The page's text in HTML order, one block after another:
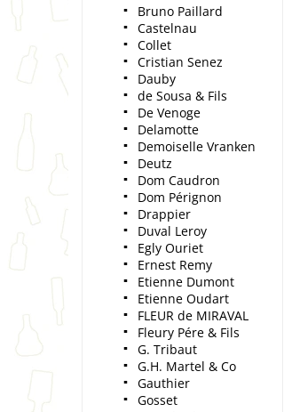
Bruno Paillard
Castelnau
Collet
Cristian Senez
Dauby
de Sousa & Fils
De Venoge
Delamotte
Demoiselle Vranken
Deutz
Dom Caudron
Dom Pérignon
Drappier
Duval Leroy
Egly Ouriet
Ernest Remy
Etienne Dumont
Etienne Oudart
FLEUR de MIRAVAL
Fleury Pére & Fils
G. Tribaut
G.H. Martel & Co
Gauthier
Gosset